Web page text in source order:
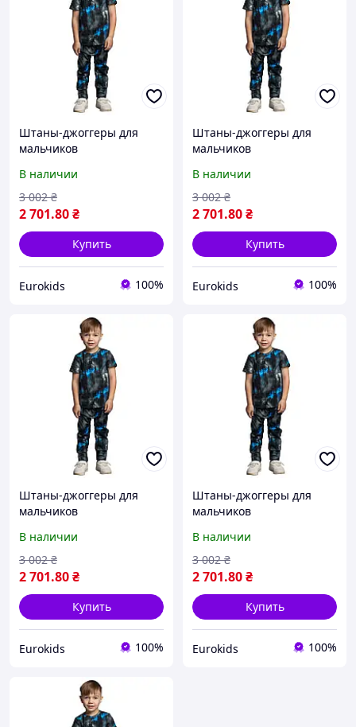
Штаны-джоггеры для
мальчиков
В наличии
2 701.80₴
3 002 ₴
Купить
Eurokids 100%
Штаны-джоггеры для
мальчиков
В наличии
2 701.80₴
3 002 ₴
Купить
Eurokids 100%
Штаны-джоггеры для
мальчиков
В наличии
2 701.80₴
3 002 ₴
Купить
Eurokids 100%
Штаны-джоггеры для
мальчиков
В наличии
2 701.80₴
3 002 ₴
Купить
Eurokids 100%